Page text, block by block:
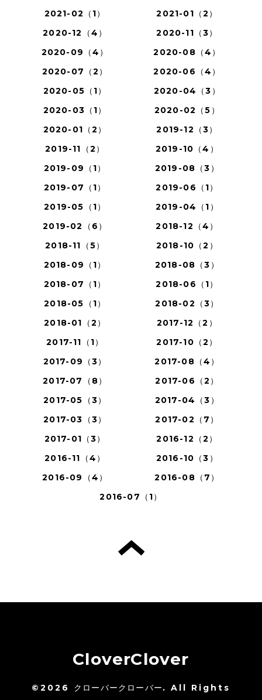
2021-02（1）
2021-01（2）
2020-12（4）
2020-11（3）
2020-09（4）
2020-08（4）
2020-07（2）
2020-06（4）
2020-05（1）
2020-04（3）
2020-03（1）
2020-02（5）
2020-01（2）
2019-12（3）
2019-11（2）
2019-10（4）
2019-09（1）
2019-08（3）
2019-07（1）
2019-06（1）
2019-05（1）
2019-04（1）
2019-02（6）
2018-12（4）
2018-11（5）
2018-10（2）
2018-09（1）
2018-08（3）
2018-07（1）
2018-06（1）
2018-05（1）
2018-02（3）
2018-01（2）
2017-12（2）
2017-11（1）
2017-10（2）
2017-09（3）
2017-08（4）
2017-07（8）
2017-06（2）
2017-05（3）
2017-04（3）
2017-03（3）
2017-02（7）
2017-01（3）
2016-12（2）
2016-11（4）
2016-10（3）
2016-09（4）
2016-08（7）
2016-07（1）
CloverClover
©2026 クローバークローバー. All Rights